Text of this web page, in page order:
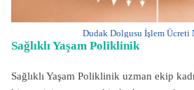
Dudak Dolgusu İşlem Ücreti
Sağlıklı Yaşam Poliklinik
Sağlıklı Yaşam Poliklinik uzman ekip